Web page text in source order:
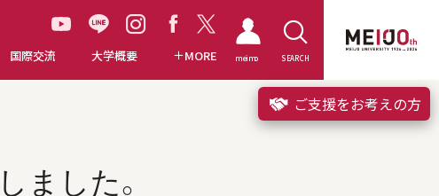
国際交流 大学概要 MORE meimo SEARCH
ご支援をお考えの方
ました。